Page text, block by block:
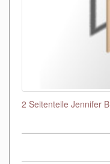
2 Seitenteile Jennifer